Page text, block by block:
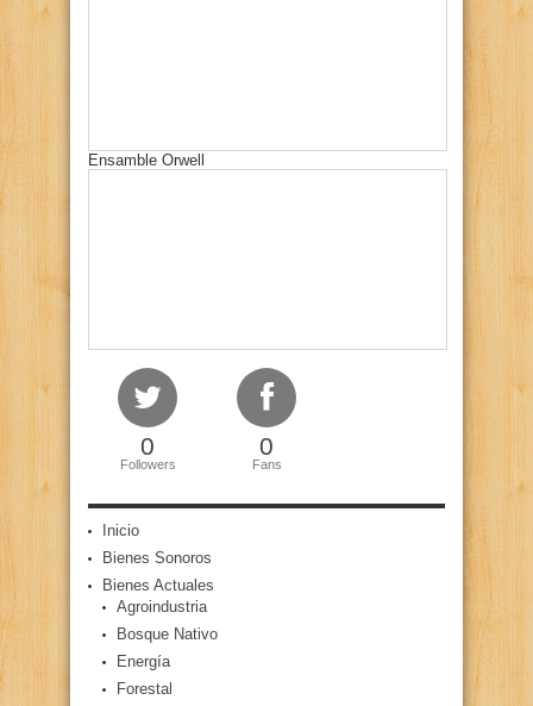
Ensamble Orwell
0
Followers
0
Fans
Inicio
Bienes Sonoros
Bienes Actuales
Agroindustria
Bosque Nativo
Energía
Forestal